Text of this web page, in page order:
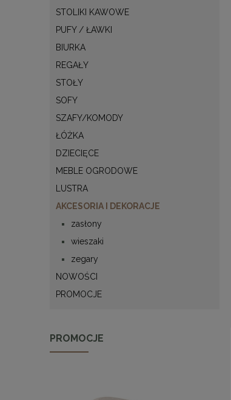
STOLIKI KAWOWE
PUFY / ŁAWKI
BIURKA
REGAŁY
STOŁY
SOFY
SZAFY/KOMODY
ŁÓŻKA
DZIECIĘCE
MEBLE OGRODOWE
LUSTRA
AKCESORIA I DEKORACJE
zasłony
wieszaki
zegary
NOWOŚCI
PROMOCJE
PROMOCJE